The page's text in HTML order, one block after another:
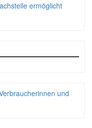
ermöglicht
und